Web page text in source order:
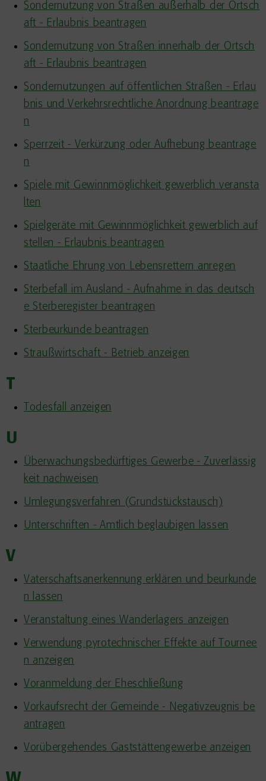
Sondernutzung von Straßen außerhalb der Ortsch
aft - Erlaubnis beantragen
Sondernutzung von Straßen innerhalb der Ortsch
aft - Erlaubnis beantragen
Sondernutzungen auf öffentlichen Straßen - Erlau
bnis und Verkehrsrechtliche Anordnung beantrage
n
Sperrzeit - Verkürzung oder Aufhebung beantrage
n
Spiele mit Gewinnmöglichkeit gewerblich veransta
lten
Spielgeräte mit Gewinnmöglichkeit gewerblich auf
stellen - Erlaubnis beantragen
Staatliche Ehrung von Lebensrettern anregen
Sterbefall im Ausland - Aufnahme in das deutsch
e Sterberegister beantragen
Sterbeurkunde beantragen
Straußwirtschaft - Betrieb anzeigen
T
Todesfall anzeigen
U
Überwachungsbedürftiges Gewerbe - Zuverlässig
keit nachweisen
Umlegungsverfahren (Grundstückstausch)
Unterschriften - Amtlich beglaubigen lassen
V
Vaterschaftsanerkennung erklären und beurkunde
n lassen
Veranstaltung eines Wanderlagers anzeigen
Verwendung pyrotechnischer Effekte auf Tournee
n anzeigen
Voranmeldung der Eheschließung
Vorkaufsrecht der Gemeinde - Negativzeugnis be
antragen
Vorübergehendes Gaststättengewerbe anzeigen